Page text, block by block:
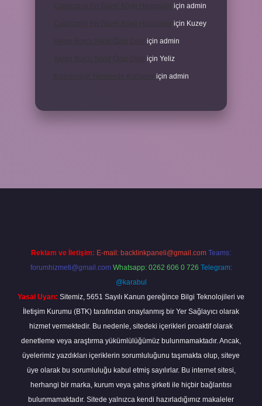
için admin
için Kuzey
Akrep Burcu Nasıl Özür Diler için admin
Akrep Burcu Nasıl Özür Diler için Yeliz
için admin
Reklam ve İletişim: E-mail: backlinkpaneli@gmail.com Teams:
forumhizmeti@gmail.com Whatsapp: 0262 606 0 726 Telegram:
@karabul
Yasal Uyarı: Sitemiz, 5651 Sayılı Kanun gereğince Bilgi Teknolojileri ve
İletişim Kurumu (BTK) tarafından onaylanmış bir Yer Sağlayıcı olarak
hizmet vermektedir. Bu nedenle, sitedeki içerikleri proaktif olarak
denetleme veya araştırma yükümlülüğümüz bulunmamaktadır. Ancak,
üyelerimiz yazdıkları içeriklerin sorumluluğunu taşımakta olup, siteye
üye olarak bu sorumluluğu kabul etmiş sayılırlar. Bu internet sitesi,
herhangi bir marka, kurum veya şahıs şirketi ile hiçbir bağlantısı
bulunmamaktadır. Sitede yalnızca kendi hazırladığımız makaleler